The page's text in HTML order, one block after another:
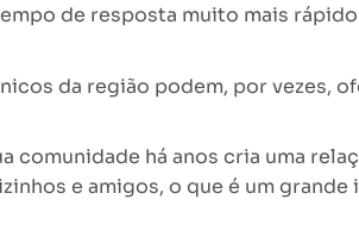
de resposta muito mais rápido
da região podem, por vezes,
há anos cria uma
e amigos, o que é um grande